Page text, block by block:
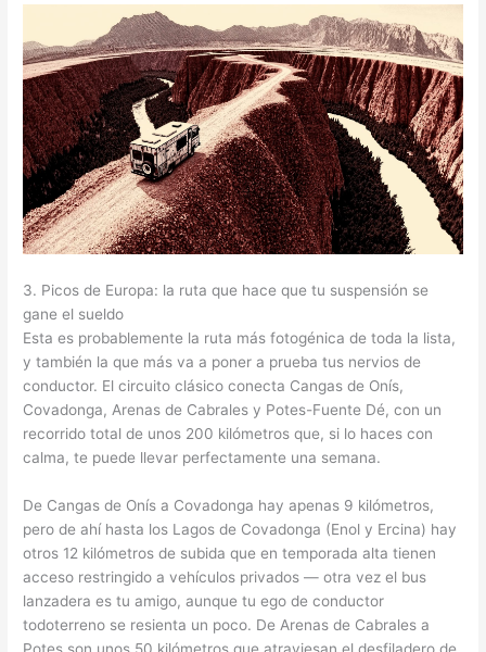
3. Picos de Europa: la ruta que hace que tu suspensión se
gane el sueldo
Esta es probablemente la ruta más fotogénica de toda la lista,
y también la que más va a poner a prueba tus nervios de
conductor. El circuito clásico conecta Cangas de Onís,
Covadonga, Arenas de Cabrales y Potes-Fuente Dé, con un
recorrido total de unos 200 kilómetros que, si lo haces con
calma, te puede llevar perfectamente una semana.
De Cangas de Onís a Covadonga hay apenas 9 kilómetros,
pero de ahí hasta los Lagos de Covadonga (Enol y Ercina) hay
otros 12 kilómetros de subida que en temporada alta tienen
acceso restringido a vehículos privados — otra vez el bus
lanzadera es tu amigo, aunque tu ego de conductor
todoterreno se resienta un poco. De Arenas de Cabrales a
Potes son unos 50 kilómetros que atraviesan el desfiladero de